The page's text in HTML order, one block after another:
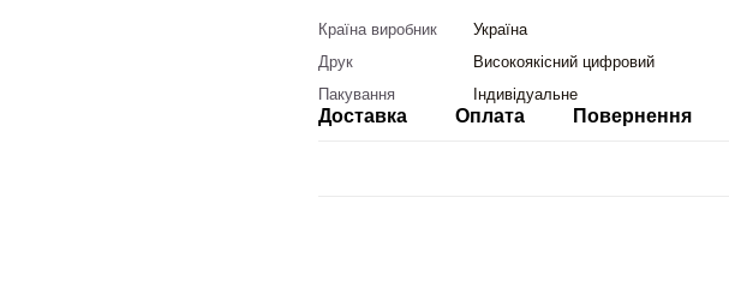
Країна виробник
Україна
Друк
Високоякісний цифровий
Пакування
Індивідуальне
Доставка Оплата Повернення